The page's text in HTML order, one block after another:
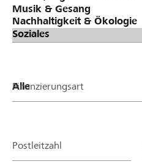
Finanzierungsart
Postleitzahl